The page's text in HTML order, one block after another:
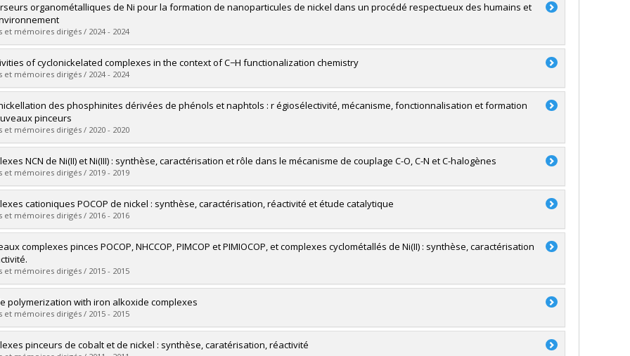
organométalliques de Ni pour la formation de nanoparticules de nickel dans un procédé respectueux des humains et
et mémoires dirigés / 2024 - 2024
:Roubert, Dimitri
Doctorat
obtenu :Ph. D.
le document dans Papyrus
of cyclonickelated complexes in the context of C−H functionalization chemistry
et mémoires dirigés / 2024 - 2024
:Sarker, Rajib Kumar
Doctorat
obtenu :Ph. D.
le document dans Papyrus
des phosphinites dérivées de phénols et naphtols : r égiosélectivité, mécanisme, fonctionnalisation et formation
pinceurs
et mémoires dirigés / 2020 - 2020
:Mangin, Loïc P.
Doctorat
obtenu :Ph. D.
le document dans Papyrus
NCN de Ni(II) et Ni(III) : synthèse, caractérisation et rôle dans le mécanisme de couplage C-O, C-N et C-halogènes
et mémoires dirigés / 2019 - 2019
:Cloutier, Jean-Philippe
Doctorat
obtenu :Ph. D.
le document dans Papyrus
cationiques POCOP de nickel : synthèse, caractérisation, réactivité et étude catalytique
et mémoires dirigés / 2016 - 2016
:Lapointe, Sébastien
Maîtrise
obtenu :M. Sc.
le document dans Papyrus
complexes pinces POCOP, NHCCOP, PIMCOP et PIMIOCOP, et complexes cyclométallés de Ni(II) : synthèse, caractérisation
et mémoires dirigés / 2015 - 2015
:Vabre, Boris
Doctorat
obtenu :Ph. D.
le document dans Papyrus
polymerization with iron alkoxide complexes
et mémoires dirigés / 2015 - 2015
:Keuchguerian, Arek
pinceurs de cobalt et de nickel : synthèse, caratérisation, réactivité